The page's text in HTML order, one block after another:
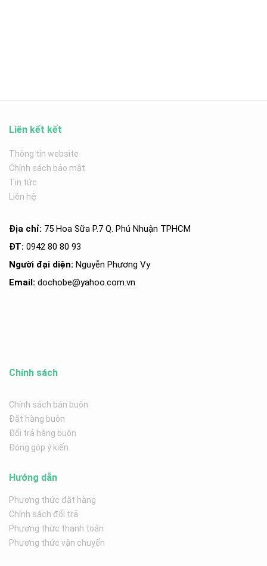
Liên kết kết
Thông tin website
Chính sách bảo mật
Tin tức
Liên hệ
Địa chỉ: 75 Hoa Sữa P.7 Q. Phú Nhuận TPHCM
ĐT: 0942 80 80 93
Người đại diện: Nguyễn Phương Vy
Email: dochobe@yahoo.com.vn
Chính sách
Chính sách bán buôn
Đặt hàng buôn
Đổi trả hàng buôn
Đóng góp ý kiến
Hướng dẫn
Phương thức đặt hàng
Chính sách đổi trả
Phương thức thanh toán
Phương thức vận chuyển